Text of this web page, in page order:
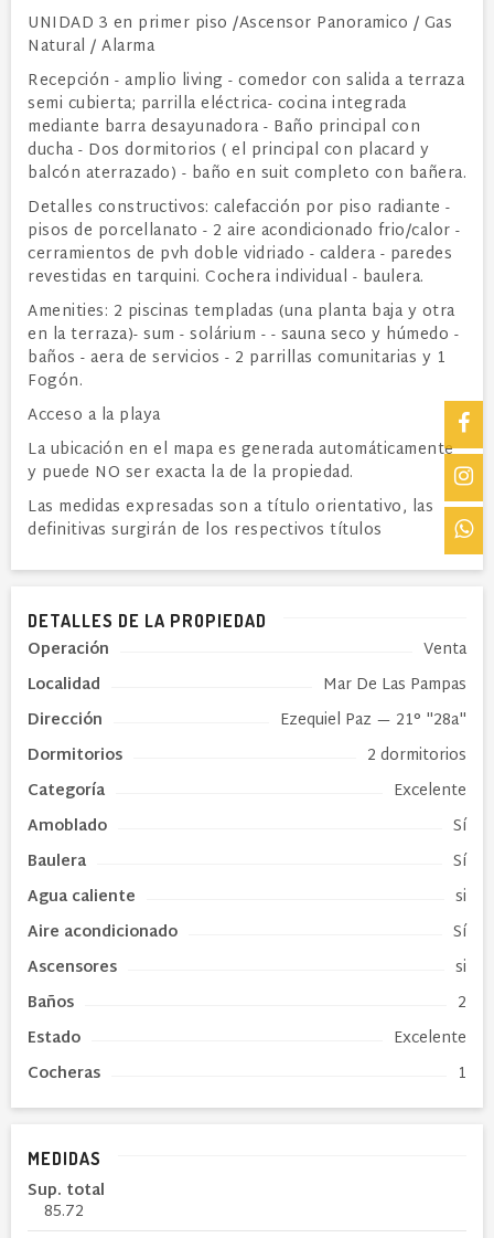
UNIDAD 3 en primer piso /Ascensor Panoramico / Gas
Natural / Alarma
Recepción - amplio living - comedor con salida a terraza
semi cubierta; parrilla eléctrica- cocina integrada
mediante barra desayunadora - Baño principal con
ducha - Dos dormitorios ( el principal con placard y
balcón aterrazado) - baño en suit completo con bañera.
Detalles constructivos: calefacción por piso radiante -
pisos de porcellanato - 2 aire acondicionado frio/calor -
cerramientos de pvh doble vidriado - caldera - paredes
revestidas en tarquini. Cochera individual - baulera.
Amenities: 2 piscinas templadas (una planta baja y otra
en la terraza)- sum - solárium - - sauna seco y húmedo -
baños - aera de servicios - 2 parrillas comunitarias y 1
Fogón.
Acceso a la playa
La ubicación en el mapa es generada automáticamente
y puede NO ser exacta la de la propiedad.
Las medidas expresadas son a título orientativo, las
definitivas surgirán de los respectivos títulos
DETALLES DE LA PROPIEDAD
Operación
Venta
Localidad
Mar De Las Pampas
Dirección
Ezequiel Paz — 21° "28a"
Dormitorios
2 dormitorios
Categoría
Excelente
Amoblado
Sí
Baulera
Sí
Agua caliente
si
Aire acondicionado
Sí
Ascensores
si
Baños
2
Estado
Excelente
Cocheras
1
MEDIDAS
Sup. total
85.72